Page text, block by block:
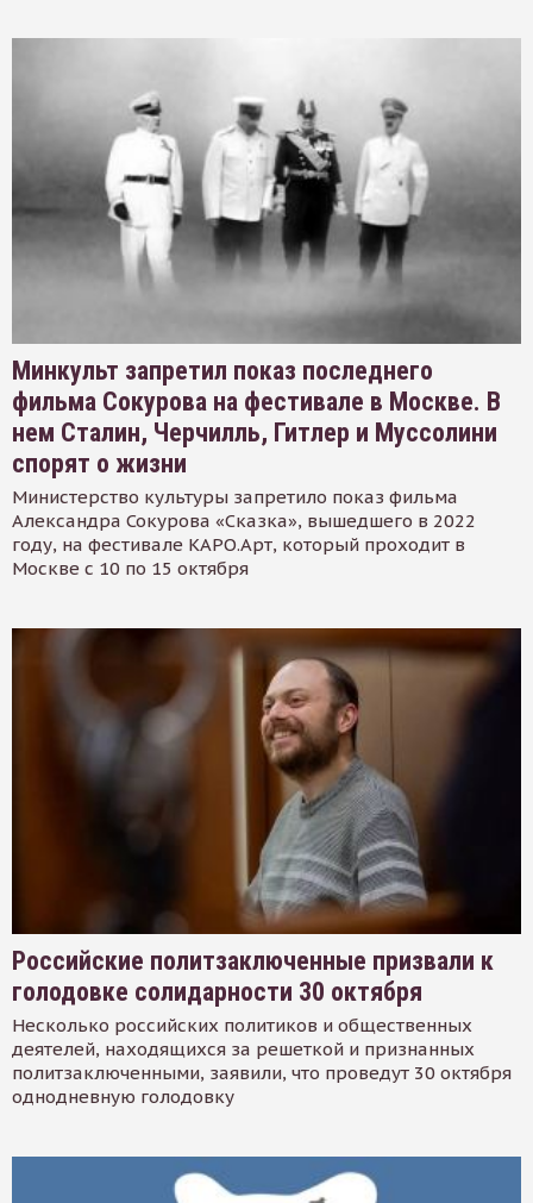
Минкульт запретил показ последнего
фильма Сокурова на фестивале в Москве. В
нем Сталин, Черчилль, Гитлер и Муссолини
спорят о жизни
Министерство культуры запретило показ фильма
Александра Сокурова «Сказка», вышедшего в 2022
году, на фестивале КАРО.Арт, который проходит в
Москве с 10 по 15 октября
Российские политзаключенные призвали к
голодовке солидарности 30 октября
Несколько российских политиков и общественных
деятелей, находящихся за решеткой и признанных
политзаключенными, заявили, что проведут 30 октября
однодневную голодовку